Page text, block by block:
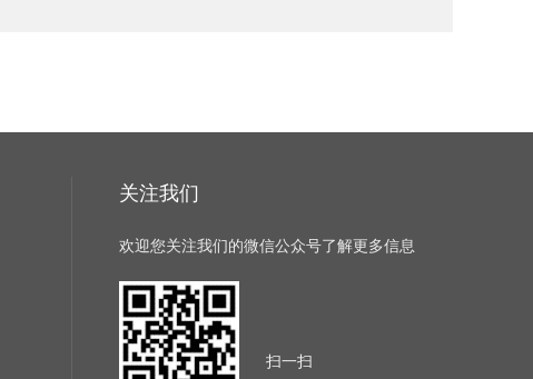
关注我们
欢迎您关注我们的微信公众号了解更多信息
扫一扫